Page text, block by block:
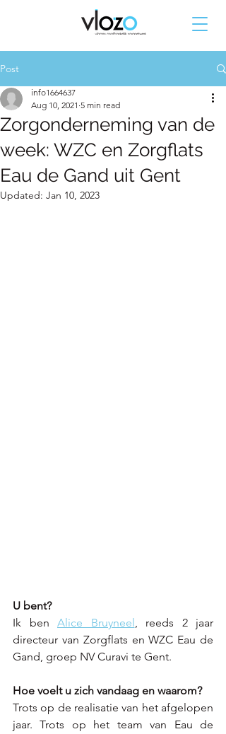
Post
Zorgonderneming van de
week: WZC en Zorgflats
Eau de Gand uit Gent
info1664637
Aug 10, 2021 5 min read
Updated: Jan 10, 2023
U bent?
Ik ben Alice Bruyneel , reeds 2 jaar
directeur van Zorgflats en WZC Eau de
Gand, groep NV Curavi te Gent.
Hoe voelt u zich vandaag en waarom?
Trots op de realisatie van het afgelopen
jaar. Trots op het team van Eau de